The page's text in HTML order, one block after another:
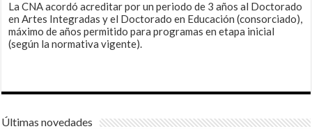
La CNA acordó acreditar por un periodo de 3 años al Doctorado
en Artes Integradas y el Doctorado en Educación (consorciado),
máximo de años permitido para programas en etapa inicial
(según la normativa vigente).
Últimas novedades